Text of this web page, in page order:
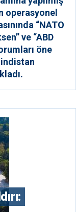
operasyonel
“NATO
ve “ABD
öne